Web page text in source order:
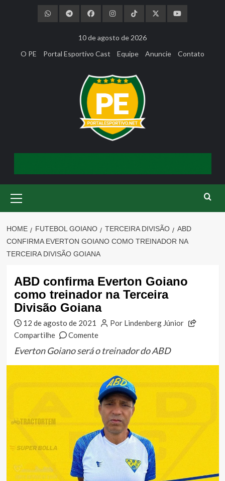
10 de agosto de 2026
O PE
Portal Esportivo Cast Equipe Anuncie Contato
Menu
HOME FUTEBOL GOIANO TERCEIRA DIVISÃO
ABD
CONFIRMA EVERTON GOIANO COMO TREINADOR NA
TERCEIRA DIVISÃO GOIANA
ABD confirma Everton Goiano
como treinador na Terceira
Divisão Goiana
12 de agosto de 2021
Por Lindenberg Júnior
Compartilhe
Comente
Everton Goiano será o treinador do ABD